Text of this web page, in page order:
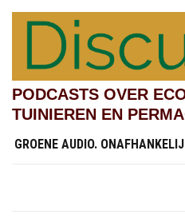
PODCASTS OVER
TUINIEREN EN
GROENE AUDIO.